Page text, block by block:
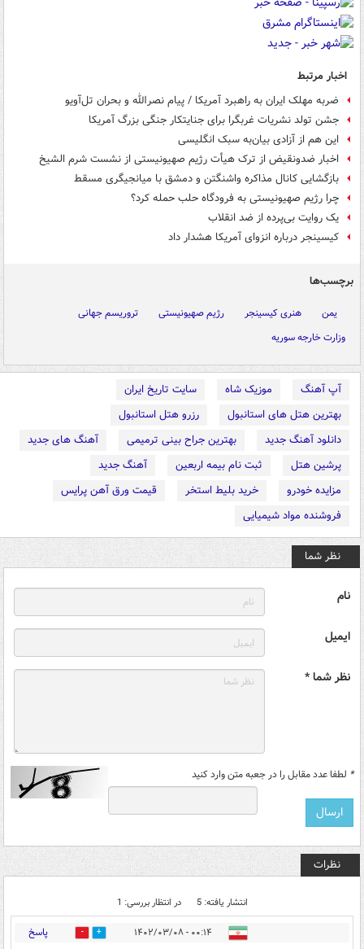
اخبار مرتبط
ضربه مهلک ایران به راهبرد آمریکا / پیام نصرالله و بحران تل‌آویو
جشن تولد نشریات غربگرا برای جنایتکار جنگی بزرگ آمریکا
این هم از آزادی بیان‌به سبک انگلیسی
اخبار ضدونقیض از ترک هیأت رژیم صهیونیستی از نشست شرم الشیخ
بازگشایی کانال مذاکره واشنگتن و دمشق با میانجیگری مسقط
چرا رژیم صهیونیستی به فرودگاه حلب حمله کرد؟
یک روایت بی‌پرده از ضد انقلاب
کیسینجر درباره انزوای آمریکا هشدار داد
برچسب‌ها
یمن هنری کیسینجر رژیم صهیونیستی
تروریسم جهانی
وزارت خارجه سوریه
آپ آهنگ موزیک شاه
سایت تاریخ ایران
بهترین هتل های استانبول
رزرو هتل استانبول
دانلود آهنگ جدید
بهترین جراح بینی ترمیمی
آهنگ های جدید
پرشین هتل
ثبت نام بیمه اربعین
آهنگ جدید
مزایده خودرو
خرید بلیط استخر
قیمت ورق آهن پرایس
فروشنده مواد شیمیایی
نظر شما
نام
ایمیل
نظر شما *
* لطفا عدد مقابل را در جعبه متن وارد کنید
نظرات
انتشار یافته: 5 در انتظار بررسی: 1
۰۰:۱۴ - ۱۴۰۲/۰۳/۰۸ 6 پاسخ